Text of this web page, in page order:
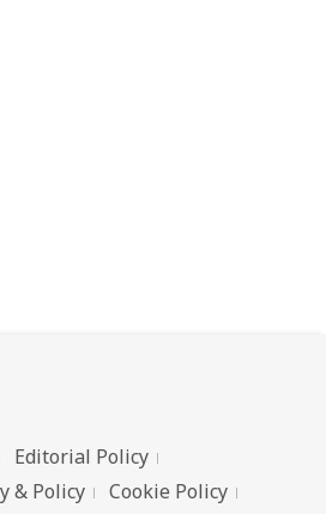
Editorial Policy
& Policy
Cookie Policy